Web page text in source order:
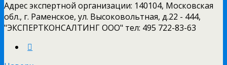
Адрес экспертной организации: 140104, Московская
обл., г. Раменское, ул. Высоковольтная, д.22 - 444,
"ЭКСПЕРТКОНСАЛТИНГ ООО" тел: 495 722-83-63